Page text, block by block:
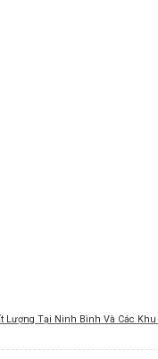
Lượng Tại Ninh Bình Và Các Khu